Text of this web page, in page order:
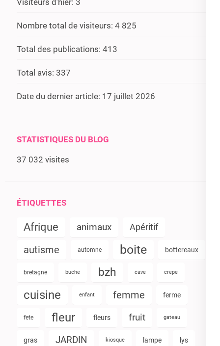
Nombre total de visiteurs: 4 825
Total des publications: 413
Total avis: 337
Date du dernier article: 17 juillet 2026
STATISTIQUES DU BLOG
37 032 visites
ÉTIQUETTES
Afrique animaux Apéritif
autisme automne boite bottereaux
bretagne buche bzh cave crepe
cuisine enfant femme ferme
fete fleur fleurs fruit gateau
gras JARDIN kiosque lampe lys